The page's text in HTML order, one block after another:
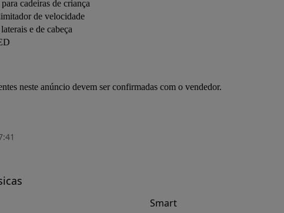
cadeiras de criança
de velocidade
e de cabeça
neste anúncio devem ser confirmadas com o vendedor.
Smart